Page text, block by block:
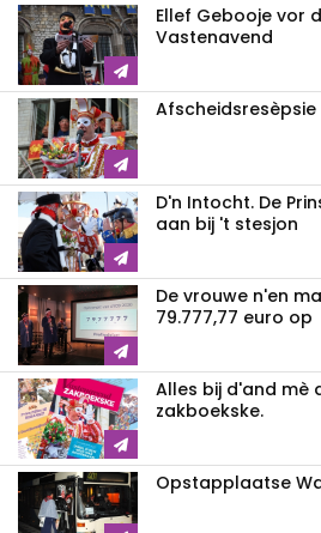
Ellef Gebooje vor
Vastenavend
Afscheidsresèpsie
D'n Intocht. De
aan bij 't stesjon
De vrouwe n'en
79.777,77 euro op
Alles bij d'and mè
zakboekske.
Opstapplaatse